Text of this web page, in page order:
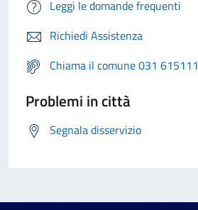
Leggi le domande frequenti
Richiedi Assistenza
Chiama il comune 031 615111
Problemi in città
Segnala disservizio